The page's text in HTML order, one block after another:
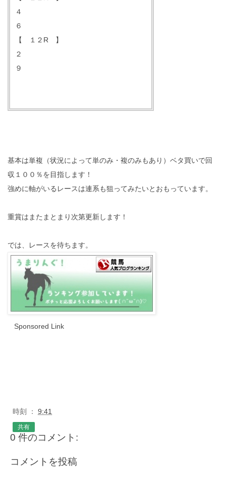
４
６
【 １２R 】
２
９
基本は単複（状況によって単のみ・複のみもあり）ベタ買いで回
収１００％を目指します！
強めに軸がいるレースは連系も狙ってみたいとおもっています。
重賞はまたまとまり次第更新します！
では、レースを待ちます。
Sponsored Link
時刻 ： 9:41
共有
0 件のコメント:
コメントを投稿